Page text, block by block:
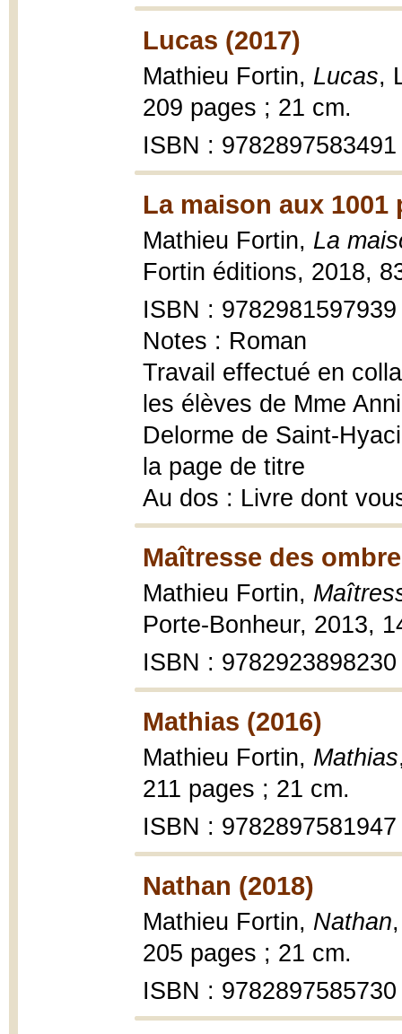
Lucas (2017)
Mathieu Fortin, Lucas,
209 pages ; 21 cm.
ISBN : 9782897583491
La maison aux 1001
Mathieu Fortin, La
Fortin éditions, 2018,
ISBN : 9782981597939
Notes : Roman
Travail effectué en
les élèves de Mme
Delorme de Saint-
la page de titre
Au dos : Livre dont
Maîtresse des
Mathieu Fortin,
Porte-Bonheur, 2013,
ISBN : 9782923898230
Mathias (2016)
Mathieu Fortin, Mathias
211 pages ; 21 cm.
ISBN : 9782897581947
Nathan (2018)
Mathieu Fortin, Nathan
205 pages ; 21 cm.
ISBN : 9782897585730